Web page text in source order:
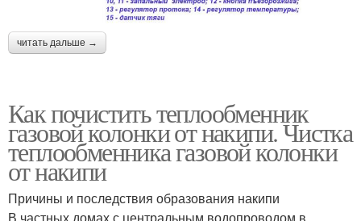
читать дальше →
Как почистить теплообменник
газовой колонки от накипи. Чистка
теплообменника газовой колонки
от накипи
Причины и последствия образования накипи
В частных домах с центральным водопроводом в